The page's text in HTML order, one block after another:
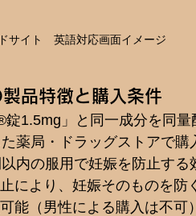
サイト　英語対応画面イメージ
品特徴と購入条件
1.5mg」と同一成分を同
薬局・ドラッグストアで購
内の服用で妊娠を防止する
により、妊娠そのものを防
能（男性による購入は不可